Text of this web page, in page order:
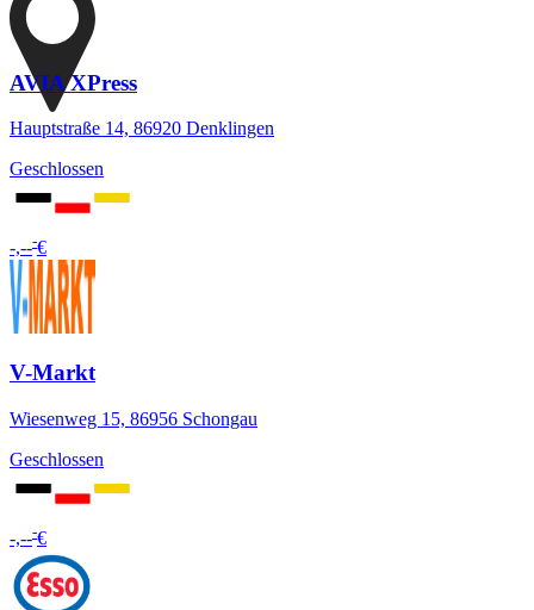
AVIA XPress
Hauptstraße 14, 86920 Denklingen
Geschlossen
-,---€
V-Markt
Wiesenweg 15, 86956 Schongau
Geschlossen
-,---€